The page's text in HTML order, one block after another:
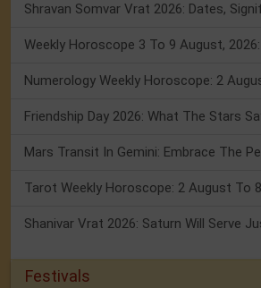
Tarot Weekly Horoscope: 2 August To
Festivals